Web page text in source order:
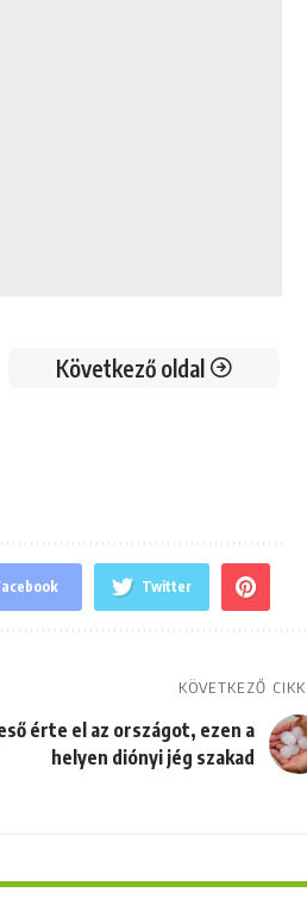
Következő oldal
Twitter
KÖVETKEZŐ CIKK
érte el az országot, ezen a
helyen diónyi jég szakad